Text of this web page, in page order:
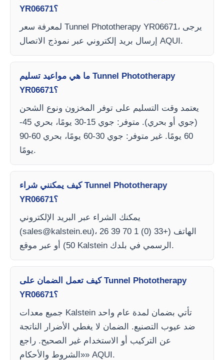
YR06671؟
لمعرفة سعر Tunnel Phototherapy YR06671، يرجى
إرسال بريد إلكتروني عبر نموذج الاتصال AQUI.
ما هي مواعيد تسليم Tunnel Phototherapy
YR06671؟
يعتمد وقت التسليم على توفر المخزون ونوع الشحن
(جوي أو بحري). متوفر: جوي 15-30 يومًا، بحري 45-
60 يومًا. غير متوفر: جوي 30-60 يومًا، بحري 60-90
يومًا.
كيف يمكنني شراء Tunnel Phototherapy
YR06671؟
يمكنك الشراء عبر البريد الإلكتروني
(sales@kalstein.eu)، الهاتف (+33 (0) 1 70 39 26
50) أو عبر موقع Kalstein الرسمي في بلدك.
كيف تعمل الضمان على Tunnel Phototherapy
YR06671؟
جميع معدات Kalstein تأتي بضمان لمدة عام واحد
ضد عيوب التصنيع. الضمان لا يغطي الأضرار الناتجة
عن التركيب أو الاستخدام غير الصحيح. راجع
«الشروط والأحكام» AQUI.